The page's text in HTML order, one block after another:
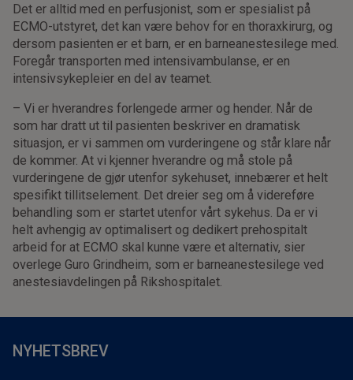
Det er alltid med en perfusjonist, som er spesialist på
ECMO-utstyret, det kan være behov for en thoraxkirurg, og
dersom pasienten er et barn, er en barneanestesilege med.
Foregår transporten med intensivambulanse, er en
intensivsykepleier en del av teamet.
– Vi er hverandres forlengede armer og hender. Når de
som har dratt ut til pasienten beskriver en dramatisk
situasjon, er vi sammen om vurderingene og står klare når
de kommer. At vi kjenner hverandre og må stole på
vurderingene de gjør utenfor sykehuset, innebærer et helt
spesifikt tillitselement. Det dreier seg om å videreføre
behandling som er startet utenfor vårt sykehus. Da er vi
helt avhengig av optimalisert og dedikert prehospitalt
arbeid for at ECMO skal kunne være et alternativ, sier
overlege Guro Grindheim, som er barneanestesilege ved
anestesiavdelingen på Rikshospitalet.
NYHETSBREV